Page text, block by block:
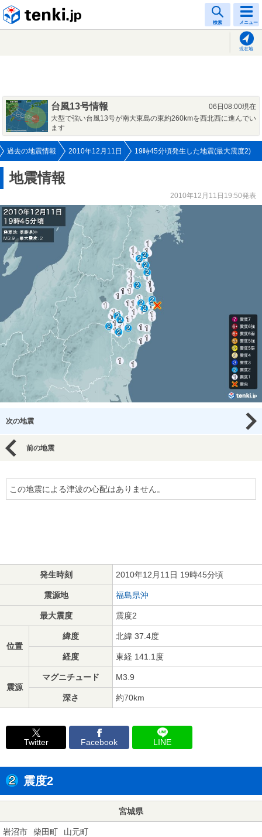
検索 メニュー
現在地
台風13号情報
06日08:00現在
大型で強い台風13号が南大東島の東約260kmを西北西に進んでい
ます
過去の地震情報 2010年12月11日 19時45分頃発生した地震(最大震度2)
地震情報
2010年12月11日19:50発表
次の地震
前の地震
この地震による津波の心配はありません。
発生時刻 2010年12月11日 19時45分頃
震源地 福島県沖
最大震度 震度2
位置
緯度 北緯 37.4度
経度 東経 141.1度
震源
マグニチュード M3.9
深さ 約70km
Twitter Facebook LINE
震度2
宮城県
岩沼市 柴田町 山元町